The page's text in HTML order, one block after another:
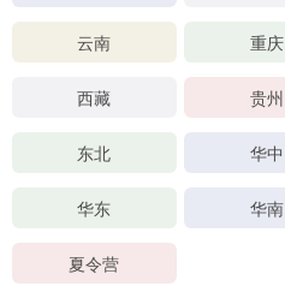
云南 重庆
西藏 贵州
东北 华中
华东 华南
夏令营